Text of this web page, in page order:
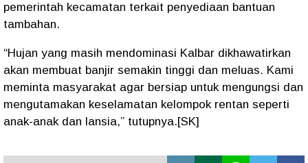
pemerintah kecamatan terkait penyediaan bantuan
tambahan.
“Hujan yang masih mendominasi Kalbar dikhawatirkan
akan membuat banjir semakin tinggi dan meluas. Kami
meminta masyarakat agar bersiap untuk mengungsi dan
mengutamakan keselamatan kelompok rentan seperti
anak-anak dan lansia,” tutupnya.[SK]